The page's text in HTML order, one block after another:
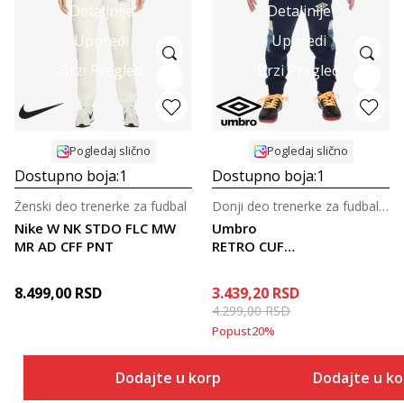
Detaljnije
Uporedi
Brzi Pregled
Pogledaj slično
Dostupno boja:1
Nike W NK STDO FLC MW
MR AD CFF PNT
Ženski deo trenerke za fudbal
8.499,00 RSD
Dodajte u korpu
Detaljnije
Uporedi
Brzi Pregled
Pogledaj slično
Dostupno boja:1
Umbro
RETRO CUFF
Donji deo trenerke za fudbal za tinejdžere
3.439,20 RSD
4.299,00RSD
Popust20%
Dodajte u